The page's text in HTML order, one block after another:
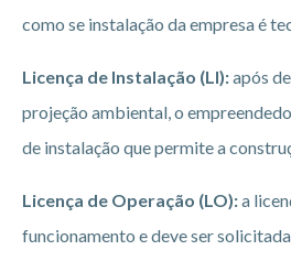
como se instalação da empresa é
Licença de Instalação (LI):após
projeção ambiental, o
de instalação que permite a
Licença de Operação (LO):a
funcionamento e deve ser